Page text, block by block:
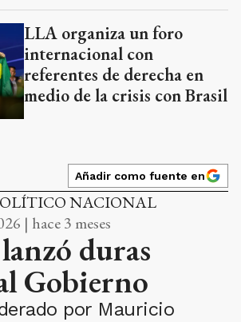
LLA organiza un foro
internacional con
referentes de derecha en
medio de la crisis con Brasil
Añadir como fuente en
NACIONAL
| hace 3 meses
duras
Gobierno
por Mauricio